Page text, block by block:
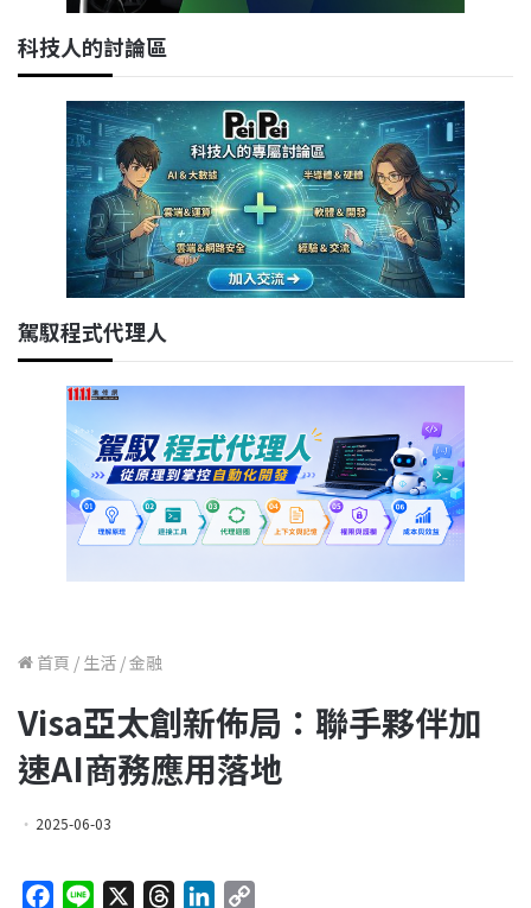
科技人的討論區
駕馭程式代理人